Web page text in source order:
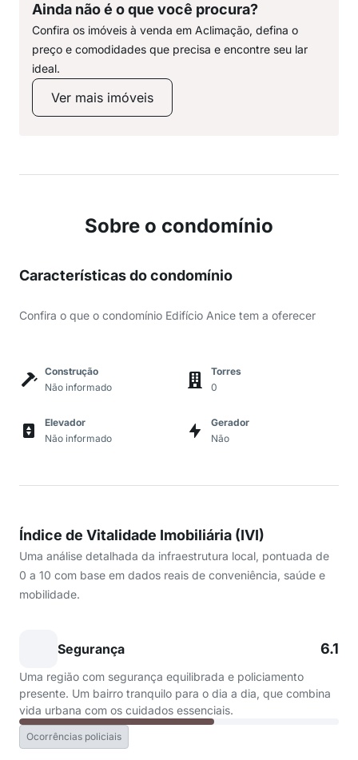
Ainda não é o que você procura?
Confira os imóveis à venda em Aclimação, defina o
preço e comodidades que precisa e encontre seu lar
ideal.
Ver mais imóveis
Sobre o condomínio
Características do condomínio
Confira o que o condomínio Edifício Anice tem a oferecer
Construção
Não informado
Torres
0
Elevador
Não informado
Gerador
Não
Índice de Vitalidade Imobiliária (IVI)
Uma análise detalhada da infraestrutura local, pontuada de
0 a 10 com base em dados reais de conveniência, saúde e
mobilidade.
Segurança 6.1
Uma região com segurança equilibrada e policiamento
presente. Um bairro tranquilo para o dia a dia, que combina
vida urbana com os cuidados essenciais.
Ocorrências policiais